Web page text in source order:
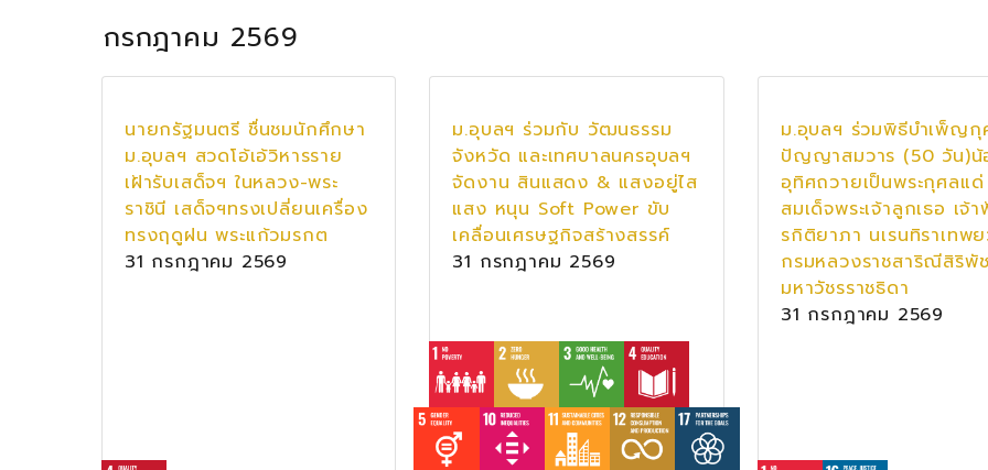
กรกฎาคม 2569
นายกรัฐมนตรี ชื่นชมนักศึกษา
ม.อุบลฯ สวดโอ้เอ้วิหารราย
เฝ้ารับเสด็จฯ ในหลวง-พระ
ราชินี เสด็จฯทรงเปลี่ยนเครื่อง
ทรงฤดูฝน พระแก้วมรกต
31 กรกฎาคม 2569
ม.อุบลฯ ร่วมกับ วัฒนธรรม
จังหวัด และเทศบาลนครอุบลฯ
จัดงาน สินแสดง & แสงอยู่ไส
แสง หนุน Soft Power ขับ
เคลื่อนเศรษฐกิจสร้างสรรค์
31 กรกฎาคม 2569
ม.อุบลฯ ร่วมพิธีบำเพ็ญกุ
ปัญญาสมวาร (50 วัน)น้
อุทิศถวายเป็นพระกุศลแด่
สมเด็จพระเจ้าลูกเธอ เจ้
รกิติยาภา นเรนทิราเทพ
กรมหลวงราชสาริณีสิริพั
มหาวัชรราชธิดา
31 กรกฎาคม 2569